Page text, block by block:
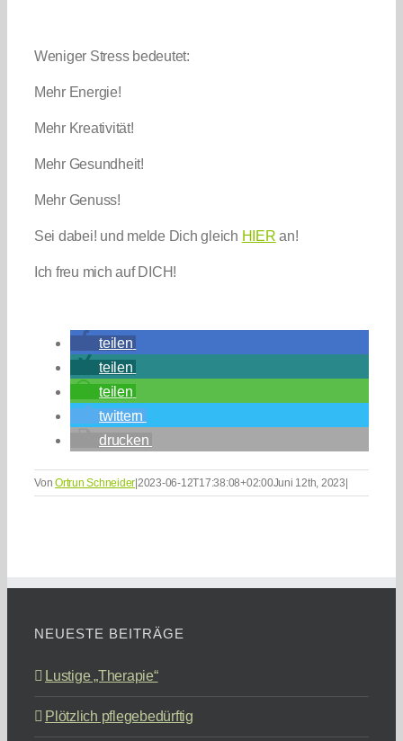
Weniger Stress bedeutet:
Mehr Energie!
Mehr Kreativität!
Mehr Gesundheit!
Mehr Genuss!
Sei dabei! und melde Dich gleich HIER an!
Ich freu mich auf DICH!
teilen
teilen
teilen
twittern
drucken
Von Ortrun Schneider 2023-06-12T17:38:08+02:00Juni 12th, 2023
NEUESTE BEITRÄGE
Lustige „Therapie“
Plötzlich pflegebedürftig